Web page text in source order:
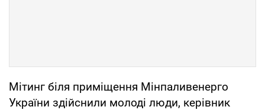
Мітинг біля приміщення Мінпаливенерго
України здійснили молоді люди, керівник